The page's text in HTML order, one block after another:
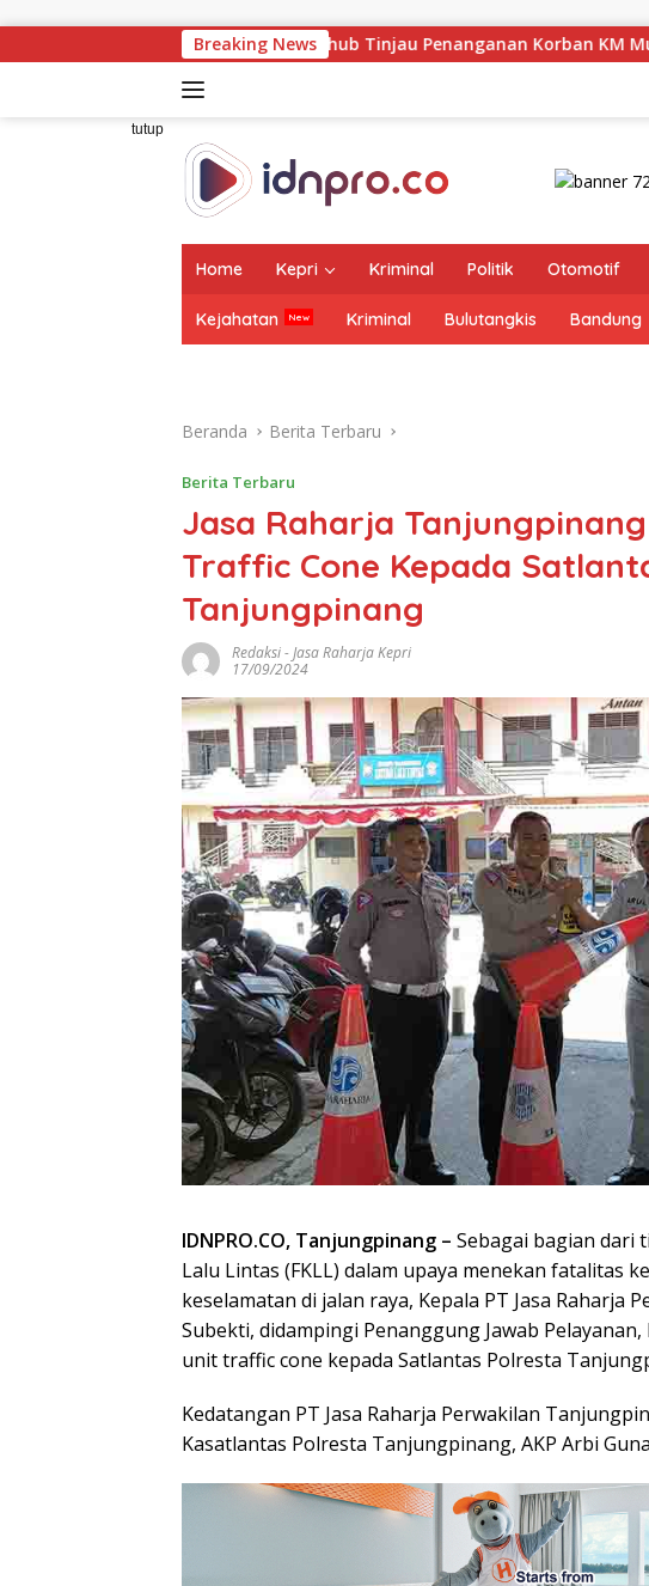
konten
Breaking News
Wamenhub Tinjau Penanganan Korban KM Mutiara Sentosa II di RS
tutup
Home Kepri Kriminal Politik Otomotif
Kejahatan Kriminal Bulutangkis Bandung
Beranda Berita Terbaru
Berita Terbaru
Jasa Raharja
Traffic Cone Kepada
Tanjungpinang
Redaksi-Jasa Raharja Kepri
17/09/2024
IDNPRO.CO, Tanjungpinang – Sebagai bagian dari
Lalu Lintas (FKLL) dalam upaya menekan fatalitas
keselamatan di jalan raya, Kepala PT Jasa Raharja
Subekti, didampingi Penanggung Jawab
unit traffic cone kepada Satlantas Polresta
Kedatangan PT Jasa Raharja Perwakilan
Kasatlantas Polresta Tanjungpinang, AKP Arbi